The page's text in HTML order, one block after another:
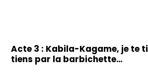
Acte 3 : Kabila-Kagame, je te
tiens par la barbichette…